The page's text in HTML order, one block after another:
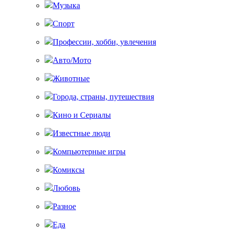
Музыка
Спорт
Профессии, хобби, увлечения
Авто/Мото
Животные
Города, страны, путешествия
Кино и Сериалы
Известные люди
Компьютерные игры
Комиксы
Любовь
Разное
Еда